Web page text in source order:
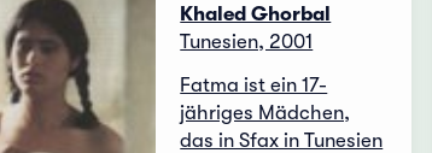
Khaled Ghorbal
Tunesien, 2001
Fatma ist ein 17-
jähriges Mädchen,
das in Sfax in Tunesien